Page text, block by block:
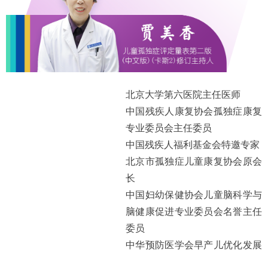
北京大学第六医院主任医师
中国残疾人康复协会孤独症康复
专业委员会主任委员
中国残疾人福利基金会特邀专家
北京市孤独症儿童康复协会原会
长
中国妇幼保健协会儿童脑科学与
脑健康促进专业委员会名誉主任
委员
中华预防医学会早产儿优化发展